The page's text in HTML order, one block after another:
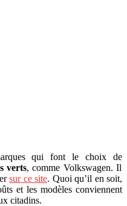
qui font le choix de
verts, comme Volkswagen. Il
sur ce site. Quoi qu’il en soit,
et les modèles conviennent
citadins.